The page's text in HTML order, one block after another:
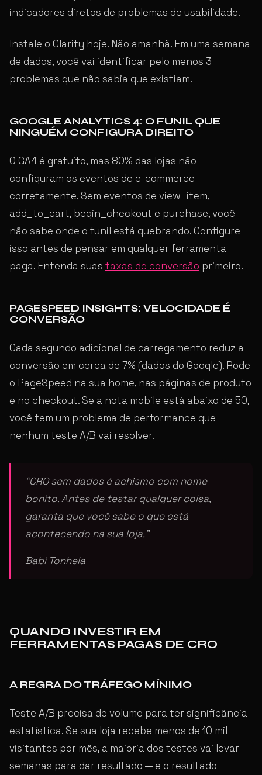
indicadores diretos de problemas de usabilidade.
Instale o Clarity hoje. Não amanhã. Em uma semana
de dados, você vai identificar pelo menos 3
problemas que não sabia que existiam.
GOOGLE ANALYTICS 4: O FUNIL QUE
NINGUÉM CONFIGURA DIREITO
O GA4 é gratuito, mas 80% das lojas não
configuram os eventos de e-commerce
corretamente. Sem eventos de view_item,
add_to_cart, begin_checkout e purchase, você
não sabe onde o funil está quebrando. Configure
isso antes de pensar em qualquer ferramenta
paga. Entenda suas taxas de conversão primeiro.
PAGESPEED INSIGHTS: VELOCIDADE É
CONVERSÃO
Cada segundo adicional de carregamento reduz a
conversão em cerca de 7% (dados do Google). Rode
o PageSpeed na sua home, nas páginas de produto
e no checkout. Se a nota mobile está abaixo de 50,
você tem um problema de performance que
nenhum teste A/B vai resolver.
“CRO sem dados é achismo com nome
bonito. Antes de testar qualquer coisa,
garanta que você sabe o que está
acontecendo na sua loja.”
Babi Tonhela
QUANDO INVESTIR EM
FERRAMENTAS PAGAS DE CRO
A REGRA DO TRÁFEGO MÍNIMO
Teste A/B precisa de volume para ter significância
estatística. Se sua loja recebe menos de 10 mil
visitantes por mês, a maioria dos testes vai levar
semanas para dar resultado — e o resultado